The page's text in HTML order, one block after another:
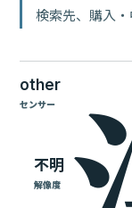
検索先、購入・
other
センサー
不明
解像度